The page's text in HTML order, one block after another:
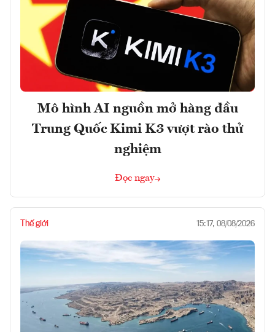
Mô hình AI nguồn mở hàng đầu
Trung Quốc Kimi K3 vượt rào thử
nghiệm
Đọc ngay
Thế giới 15:17, 08/08/2026